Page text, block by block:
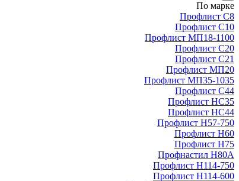
По марке
Профлист С8
Профлист С10
Профлист МП18-1100
Профлист С20
Профлист С21
Профлист МП20
Профлист МП35-1035
Профлист С44
Профлист НС35
Профлист НС44
Профлист Н57-750
Профлист Н60
Профлист Н75
Профнастил Н80А
Профлист Н114-750
Профлист Н114-600